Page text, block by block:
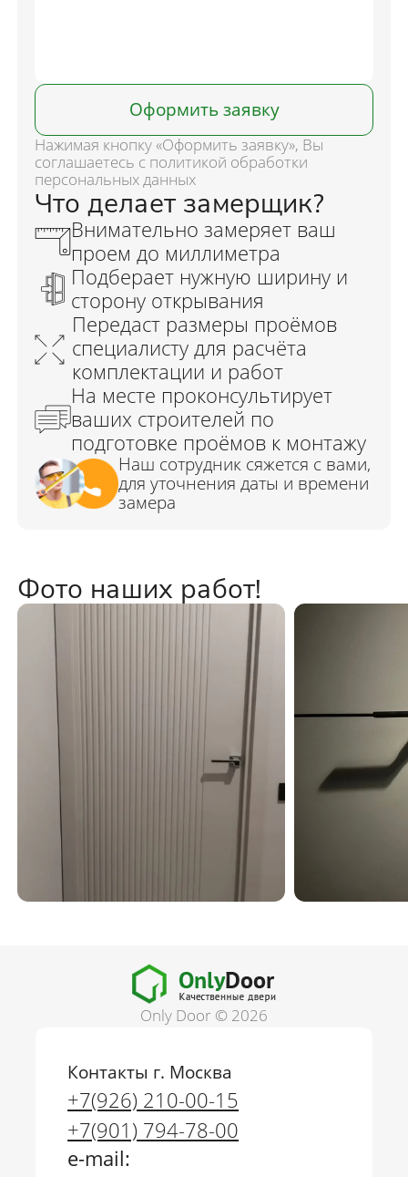
Оформить заявку
Нажимая кнопку «Оформить заявку», Вы
соглашаетесь с политикой обработки
персональных данных
Фото наших работ!
Only Door © 2026
Контакты г. Москва
+7(926) 210-00-15
+7(901) 794-78-00
e-mail: